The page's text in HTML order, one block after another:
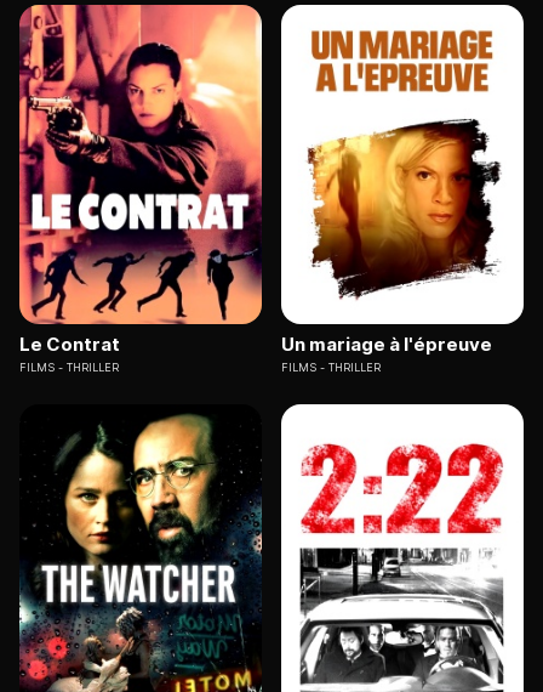
Le Contrat
FILMS THRILLER
Un mariage à l'épreuve
FILMS THRILLER